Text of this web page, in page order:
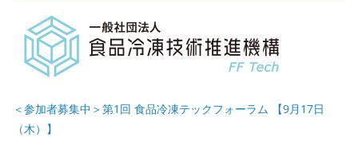
＜参加者募集中＞第1回 食品冷凍テックフォーラム 【9月17日
（木）】